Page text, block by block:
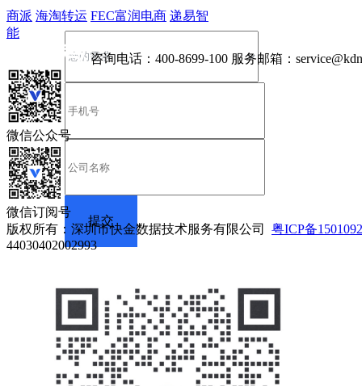
商派 海淘转运 FEC富润电商 递易智
能
咨询电话： 400-8699-100 服务邮箱：
微信公众号
微信订阅号
版权所有：深圳市快金数据技术服务有限公司 粤ICP备
44030402002993